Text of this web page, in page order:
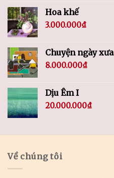
Hoa khế
3.000.000₫
Chuyện ngày xưa
8.000.000₫
Dịu Êm I
20.000.000₫
Về chúng tôi